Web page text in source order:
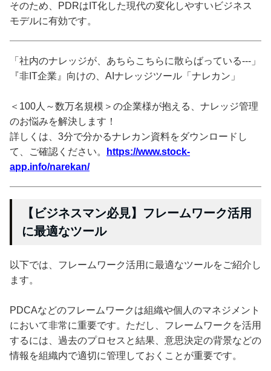
そのため、PDRはIT化した現代の変化しやすいビジネス
モデルに有効です。
「社内のナレッジが、あちらこちらに散らばっている---」
『非IT企業』向けの、AIナレッジツール「ナレカン」
＜100人～数万名規模＞の企業様が抱える、ナレッジ管理
のお悩みを解決します！
詳しくは、3分で分かるナレカン資料をダウンロードし
て、ご確認ください。
https://www.stock-
app.info/narekan/
【ビジネスマン必見】フレームワーク活用
に最適なツール
以下では、フレームワーク活用に最適なツールをご紹介し
ます。
PDCAなどのフレームワークは組織や個人のマネジメント
において非常に重要です。ただし、フレームワークを活用
するには、過去のプロセスと結果、意思決定の背景などの
情報を組織内で適切に管理しておくことが重要です。